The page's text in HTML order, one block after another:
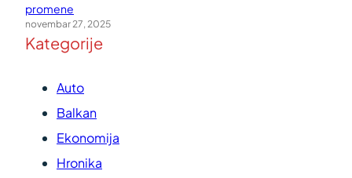
promene
novembar 27, 2025
Kategorije
Auto
Balkan
Ekonomija
Hronika